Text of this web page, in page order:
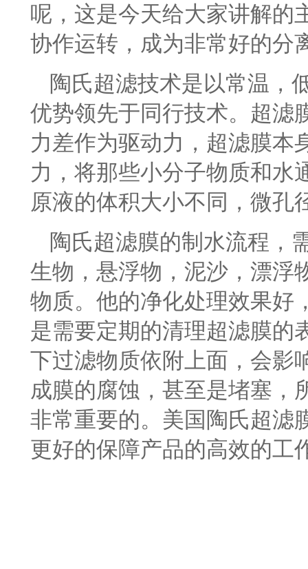
呢，这是今天给大家讲解的
协作运转，成为非常好的分
陶氏超滤技术是以常温，
优势领先于同行技术。超滤
力差作为驱动力，超滤膜本
力，将那些小分子物质和水
原液的体积大小不同，微孔
陶氏超滤膜的制水流程，
生物，悬浮物，泥沙，漂浮
物质。他的净化处理效果好
是需要定期的清理超滤膜的
下过滤物质依附上面，会影
成膜的腐蚀，甚至是堵塞，
非常重要的。美国陶氏超滤
更好的保障产品的高效的工